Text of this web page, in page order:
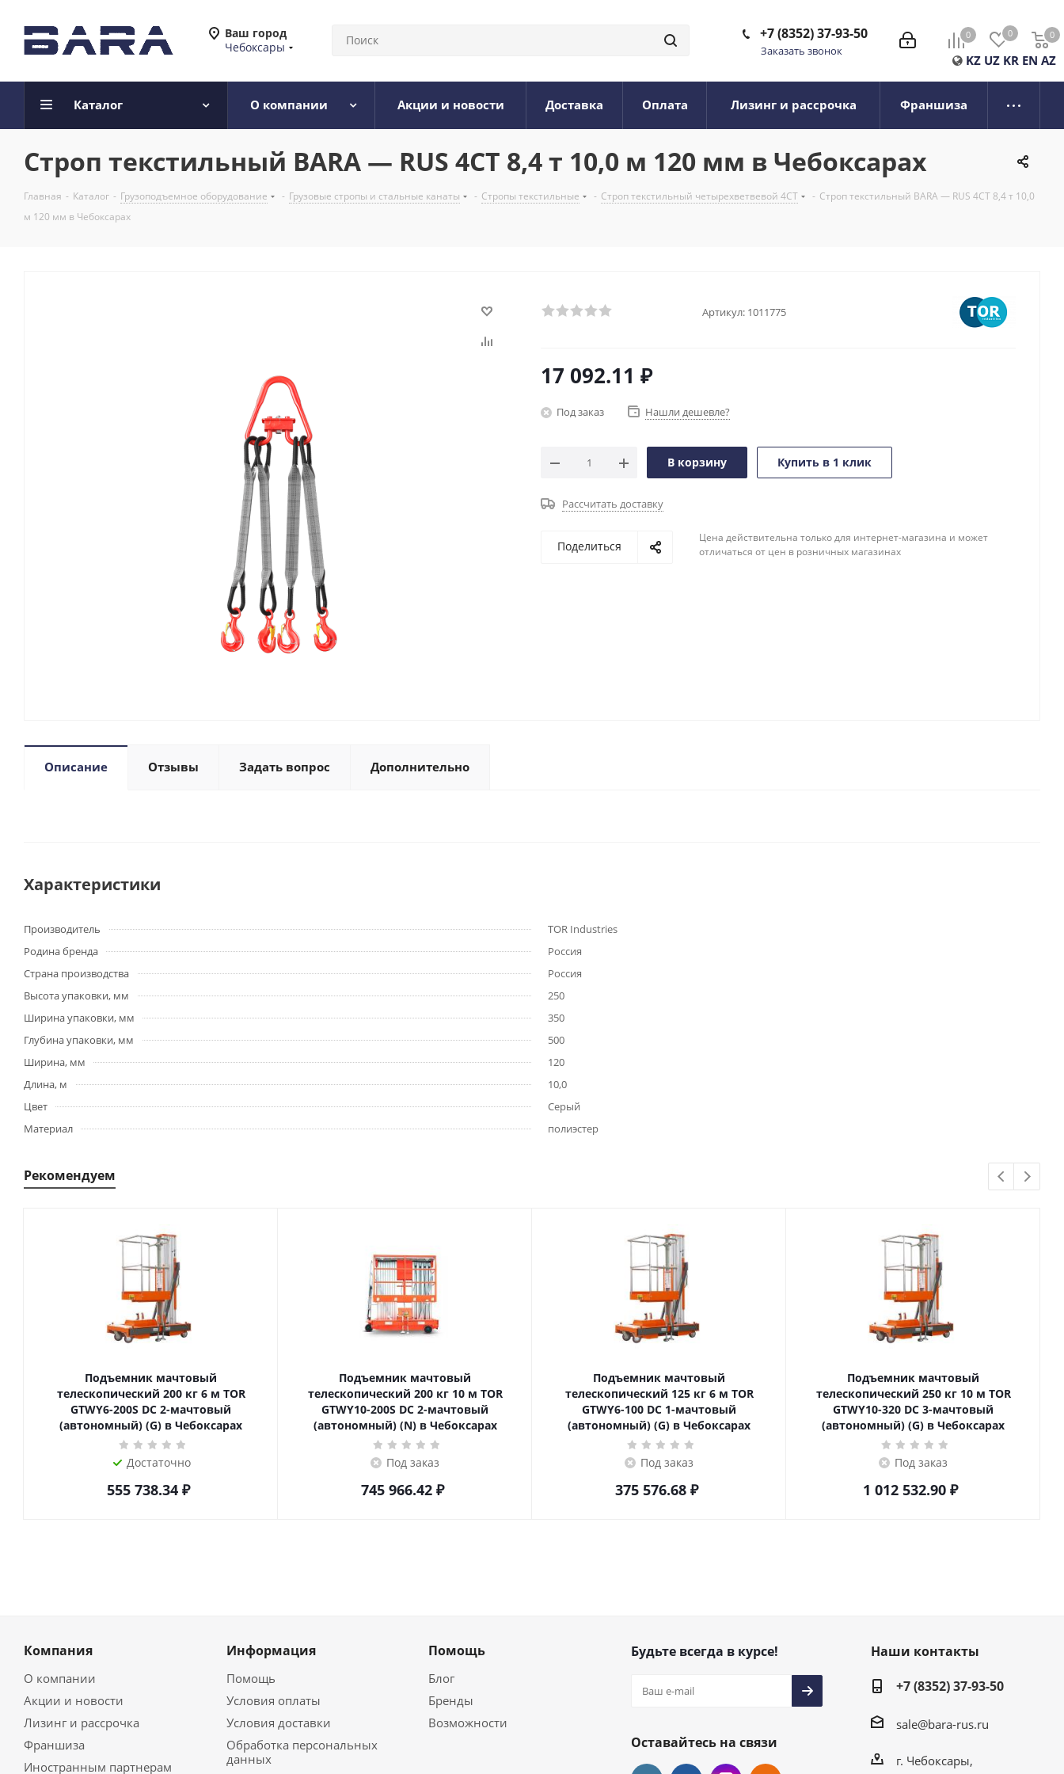
Ваш город
Чебоксары
0 0 0
0
KZ UZ KR EN AZ
+7 (8352) 37-93-50
Заказать звонок
Каталог О компании Акции и новости Доставка Оплата Лизинг и рассрочка Франшиза
Строп текстильный BARA — RUS 4СТ 8,4 т 10,0 м 120 мм в Чебоксарах
Главная - Каталог - Грузоподъемное оборудование - Грузовые стропы и стальные канаты - Стропы текстильные - Строп текстильный четырехветвевой 4СТ - Строп текстильный BARA — RUS 4СТ 8,4 т 10,0
м 120 мм в Чебоксарах
Артикул: 1011775
17 092.11 ₽
Под заказ Нашли дешевле?
В корзину Купить в 1 клик
Рассчитать доставку
Поделиться
Цена действительна только для интернет-магазина и может
отличаться от цен в розничных магазинах
Описание Отзывы Задать вопрос Дополнительно
Характеристики
Производитель
TOR Industries
Родина бренда
Россия
Страна производства
Россия
Высота упаковки, мм
250
Ширина упаковки, мм
350
Глубина упаковки, мм
500
Ширина, мм
120
Длина, м
10,0
Цвет
Серый
Материал
полиэстер
Рекомендуем
Подъемник мачтовый
телескопический 200 кг 6 м TOR
GTWY6-200S DC 2-мачтовый
(автономный) (G) в Чебоксарах
Достаточно
555 738.34₽
Подъемник мачтовый
телескопический 200 кг 10 м TOR
GTWY10-200S DC 2-мачтовый
(автономный) (N) в Чебоксарах
Под заказ
745 966.42₽
Подъемник мачтовый
телескопический 125 кг 6 м TOR
GTWY6-100 DC 1-мачтовый
(автономный) (G) в Чебоксарах
Под заказ
375 576.68₽
Подъемник мачтовый
телескопический 250 кг 10 м TOR
GTWY10-320 DC 3-мачтовый
(автономный) (G) в Чебоксарах
Под заказ
1 012 532.90 ₽
Компания
О компании
Акции и новости
Лизинг и рассрочка
Франшиза
Иностранным партнерам
Информация
Помощь
Условия оплаты
Условия доставки
Обработка персональных
данных
Помощь
Блог
Бренды
Возможности
Будьте всегда в курсе!
Оставайтесь на связи
Наши контакты
+7 (8352) 37-93-50
sale@bara-rus.ru
г. Чебоксары,